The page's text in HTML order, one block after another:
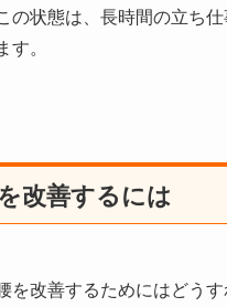
の状態は、長時間の立ち
。
改善するには
を改善するためにはどう